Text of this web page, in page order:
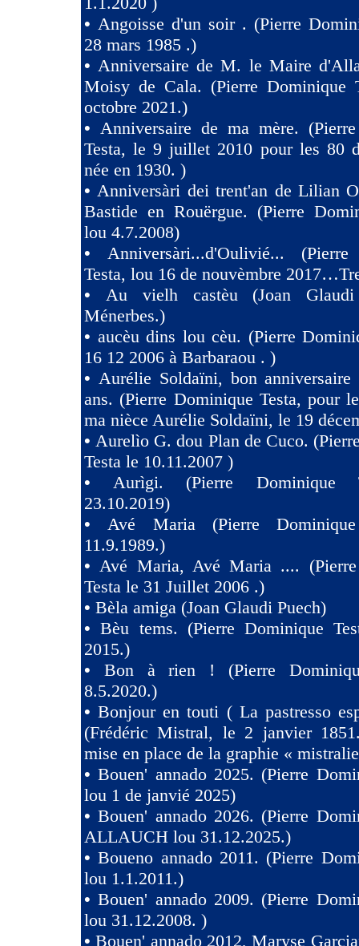
• Angoisse d'un soir . (Pierre
28 mars 1985 .)
•Anniversaire de M. le Maire
Moisy de Cala. (Pierre Dominique
octobre 2021.)
• Anniversaire de ma mère.
Testa, le 9 juillet 2010 pour les 80
née en 1930. )
•Anniversàri dei trent'an de Lilian
Bastide en Rouërgue. (Pierre
lou 4.7.2008)
• Anniversàri...d'Oulivié...
Testa, lou 16 de nouvèmbre
• Au vielh castèu (Joan
Ménerbes.)
• aucèu dins lou cèu. (Pierre
16 12 2006 à Barbaraou . )
• Aurélie Soldaïni, bon
ans. (Pierre Dominique Testa, pour
ma nièce Aurélie Soldaïni, le 19
•Aurelìo G. dou Plan de Cuco.
Testa le 10.11.2007 )
•Aurìgi. (Pierre Dominique
23.10.2019)
•Avé Maria (Pierre
11.9.1989.)
•Avé Maria, Avé Maria ....
Testa le 31 Juillet 2006 .)
• Bèla amiga (Joan Glaudi Puech)
•Bèu tems. (Pierre Dominique
2015.)
• Bon à rien ! (Pierre
8.5.2020.)
•Bonjour en touti ( La pastresso
(Frédéric Mistral, le 2 janvier
mise en place de la graphie «
•Bouen' annado 2025. (Pierre
lou 1 de janvié 2025)
•Bouen' annado 2026. (Pierre
ALLAUCH lou 31.12.2025.)
•Boueno annado 2011. (Pierre
lou 1.1.2011.)
•Bouen' annado 2009. (Pierre
lou 31.12.2008. )
•Bouen' annado 2012, Maryse